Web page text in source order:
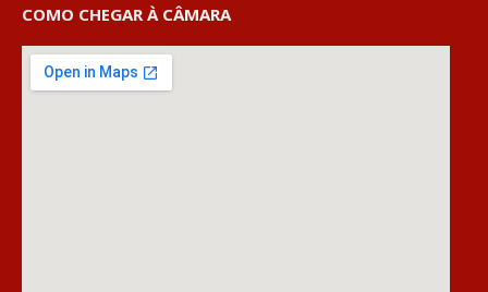
COMO CHEGAR À CÂMARA